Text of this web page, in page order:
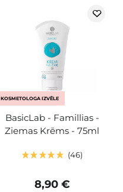
KOSMETOLOGA IZVĒLE
BasicLab - Famillias -
Ziemas Krēms - 75ml
46
8,90 €